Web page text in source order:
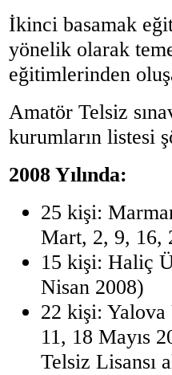
İkinci basamak
yönelik olarak
eğitimlerinden
Amatör Telsiz
kurumların listesi
2008 Yılında:
25 kişi:
Mart, 2, 9, 16,
15 kişi: Haliç
Nisan 2008)
22 kişi:
11, 18 Mayıs
Telsiz Lisansı